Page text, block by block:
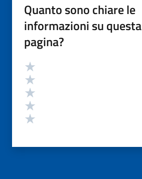
Quanto sono chiare le
informazioni su questa
pagina?
Valutazione